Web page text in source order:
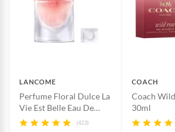
LANCOME
Perfume Floral Dulce La
Vie Est Belle Eau De
Parfum Mujer 30 Ml
(423)
COACH
Coach
30ml